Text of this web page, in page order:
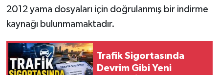
2012 yama dosyaları için doğrulanmış bir indirme
kaynağı bulunmamaktadır.
Trafik Sigortasında
Devrim Gibi Yeni